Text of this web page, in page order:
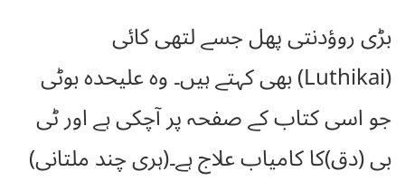
بڑی روؤدنتی پھل جسے لتھی کائی
(Luthikai) بھی کہتے ہیں۔ وہ علیحدہ بوٹی
جو اسی کتاب کے صفحہ پر آچکی ہے اور ٹی
بی (دق)کا کامیاب علاج ہے۔(ہری چند ملتانی)